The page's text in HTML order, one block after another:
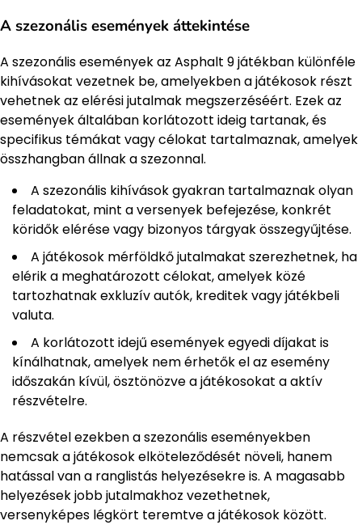
A szezonális események áttekintése
A szezonális események az Asphalt 9 játékban különféle
kihívásokat vezetnek be, amelyekben a játékosok részt
vehetnek az elérési jutalmak megszerzéséért. Ezek az
események általában korlátozott ideig tartanak, és
specifikus témákat vagy célokat tartalmaznak, amelyek
összhangban állnak a szezonnal.
A szezonális kihívások gyakran tartalmaznak olyan
feladatokat, mint a versenyek befejezése, konkrét
köridők elérése vagy bizonyos tárgyak összegyűjtése.
A játékosok mérföldkő jutalmakat szerezhetnek, ha
elérik a meghatározott célokat, amelyek közé
tartozhatnak exkluzív autók, kreditek vagy játékbeli
valuta.
A korlátozott idejű események egyedi díjakat is
kínálhatnak, amelyek nem érhetők el az esemény
időszakán kívül, ösztönözve a játékosokat a aktív
részvételre.
A részvétel ezekben a szezonális eseményekben
nemcsak a játékosok elköteleződését növeli, hanem
hatással van a ranglistás helyezésekre is. A magasabb
helyezések jobb jutalmakhoz vezethetnek,
versenyképes légkört teremtve a játékosok között.